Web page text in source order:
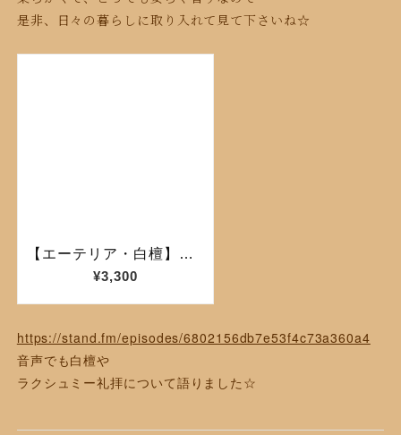
是非、日々の暮らしに取り入れて見て下さいね☆
https://stand.fm/episodes/6802156db7e53f4c73a360a4
音声でも白檀や
ラクシュミー礼拝について語りました☆